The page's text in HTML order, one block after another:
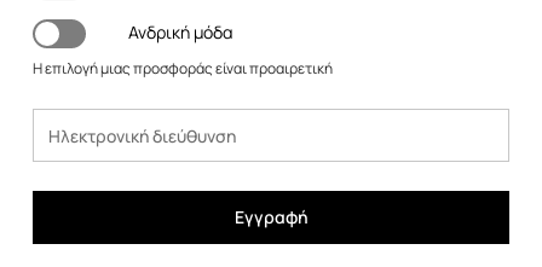
Ανδρική μόδα
Η επιλογή μιας προσφοράς είναι προαιρετική
Εγγραφή